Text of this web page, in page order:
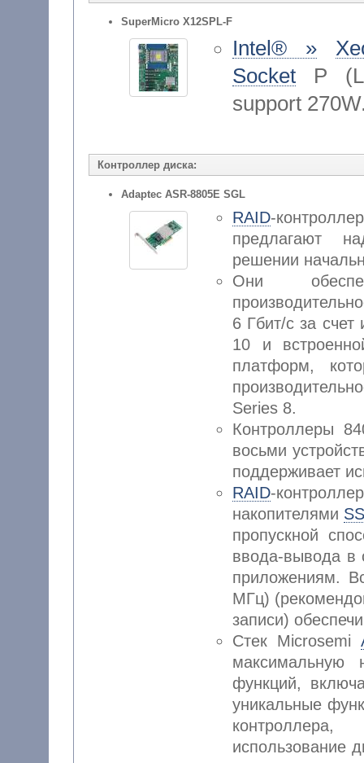
SuperMicro X12SPL-F
Intel® »
SocketP
support
Контроллер диска:
Adaptec ASR-8805E SGL
RAID-
предлагают
решении
Они
6 Гбит/с за
10 и
платформ,
Series 8.
Контроллеры
восьми
поддерживает
RAID-
накопителями
пропускной
ввода-вывода в
приложениям.
МГц)
записи)
Стек Microsemi
функций,
уникальные
использование